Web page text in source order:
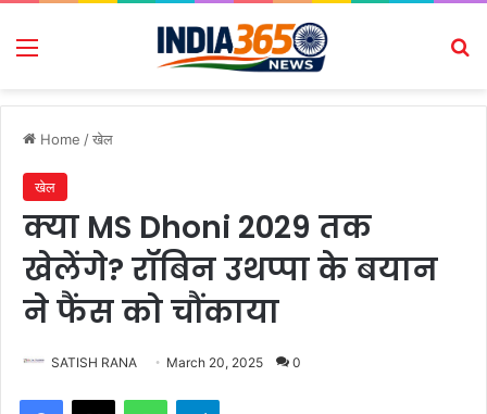
Menu
Home /खेल
खेल
क्या MS Dhoni 2029 तक
खेलेंगे? रॉबिन उथप्पा के बयान
ने फैंस को चौंकाया
SATISH RANA March 20, 2025 0
Facebook
X WhatsAppTelegram